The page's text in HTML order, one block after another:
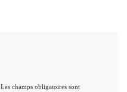
Les champs obligatoires sont